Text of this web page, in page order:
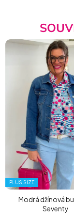
PLUS SIZE
Modrá džínová
Seventy